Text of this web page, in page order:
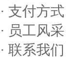
· 支付方式
· 员工风采
· 联系我们